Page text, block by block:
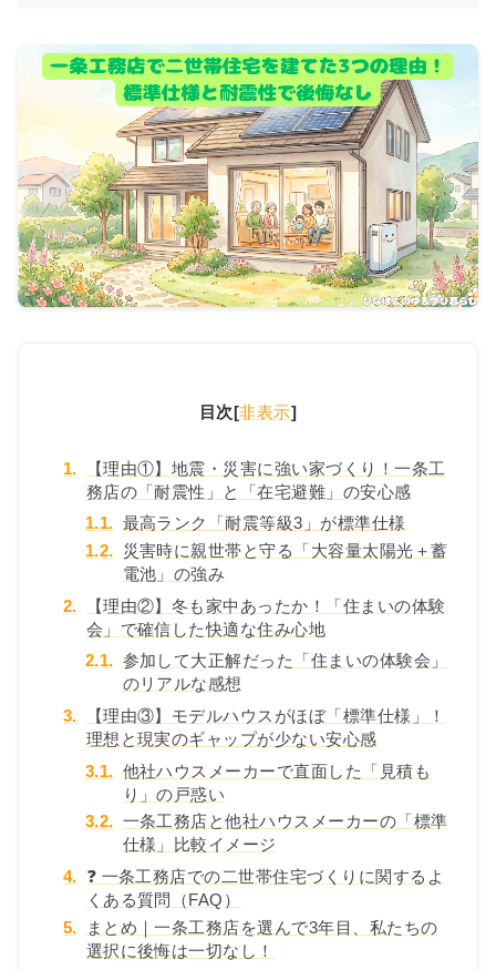
目次[非表示]
1.
【理由①】地震・災害に強い家づくり！一条工
務店の「耐震性」と「在宅避難」の安心感
1.1. 最高ランク「耐震等級3」が標準仕様
1.2. 災害時に親世帯と守る「大容量太陽光＋蓄
電池」の強み
2.
【理由②】冬も家中あったか！「住まいの体験
会」で確信した快適な住み心地
2.1. 参加して大正解だった「住まいの体験会」
のリアルな感想
3.
【理由③】モデルハウスがほぼ「標準仕様」！
理想と現実のギャップが少ない安心感
3.1. 他社ハウスメーカーで直面した「見積も
り」の戸惑い
3.2. 一条工務店と他社ハウスメーカーの「標準
仕様」比較イメージ
4. ❓ 一条工務店での二世帯住宅づくりに関するよ
くある質問（FAQ）
5.
まとめ｜一条工務店を選んで3年目、私たちの
選択に後悔は一切なし！